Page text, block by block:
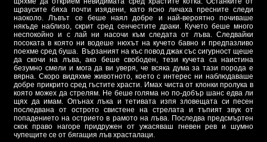
щраусите бяха почти изядени, като ясно личаха пресните следи
наоколо. Лъвът се беше наял добре и най-вероятно почиваше
някъде наблизо, скрит сред сенчестите драки. Кучето беше много
неспокойно и с лай ни насочи към следата от лъва. Следвайки
посоката в която ни водеше нюхът на кучето бавно и предпазливо
поехме сред буша. Вързаният на къс повод джак със сигурност щеше
да скочи на лъва, ако беше свободен, тези кучета са наистина
безумно смели и мога да ви уверя, че всяка дума за тази порода е
вярна. Скоро видяхме животното, което с интерес ни наблюдаваше
добре прикрито сред гъстите храсти. Имах чиста от клонки пролука в
която можех да стрелям. Не беше голяма но по-добър шанс едва ли
щях да имам. Опънах лъка и тетивата изпя зловещата си песен
последвана от острото свистене на стрелата и тъпият звук от
попадението на острието в рамото на лъва. Последва предсмъртен
скок право нагоре придружен от ужасяваш гневен рев и шумно
чупещите се от бягащия лъв храсталаци.